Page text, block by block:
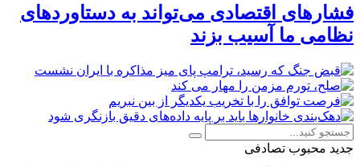
فشارهای اقتصادی می‌تواند به دستاوردهای
نظامی ما آسیب بزند
جدید محبوب تصادفی